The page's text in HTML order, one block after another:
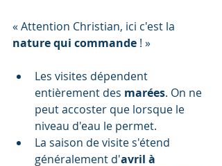
« Attention Christian, ici c'est la
nature qui commande ! »
Les visites dépendent
entièrement des marées. On ne
peut accoster que lorsque le
niveau d'eau le permet.
La saison de visite s'étend
généralement d'avril à